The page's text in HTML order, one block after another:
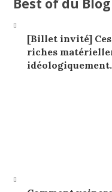
[Billet invité]
riches
idéologiquement.